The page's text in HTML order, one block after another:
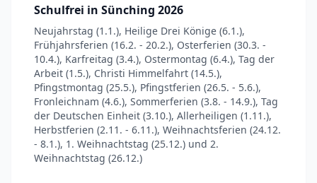
Schulfrei in Sünching 2026
Neujahrstag (1.1.), Heilige Drei Könige (6.1.),
Frühjahrsferien (16.2. - 20.2.), Osterferien (30.3. -
10.4.), Karfreitag (3.4.), Ostermontag (6.4.), Tag der
Arbeit (1.5.), Christi Himmelfahrt (14.5.),
Pfingstmontag (25.5.), Pfingstferien (26.5. - 5.6.),
Fronleichnam (4.6.), Sommerferien (3.8. - 14.9.), Tag
der Deutschen Einheit (3.10.), Allerheiligen (1.11.),
Herbstferien (2.11. - 6.11.), Weihnachtsferien (24.12.
- 8.1.), 1. Weihnachtstag (25.12.) und 2.
Weihnachtstag (26.12.)